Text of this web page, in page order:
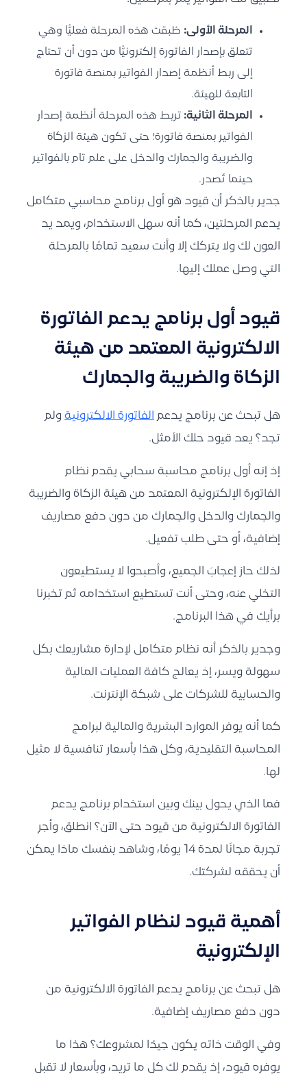
المرحلة الأولى: طُبقت هذه المرحلة فعليًّا وهي
تتعلق بإصدار الفاتورة إلكترونيًّا من دون أن تحتاج
إلى ربط أنظمة إصدار الفواتير بمنصة فاتورة
التابعة للهيئة.
المرحلة الثانية: تربط هذه المرحلة أنظمة إصدار
الفواتير بمنصة فاتورة؛ حتى تكون هيئة الزكاة
والضريبة والجمارك والدخل على علم تام بالفواتير
حينما تُصدر.
جدير بالذكر أن قيود هو أول برنامج محاسبي متكامل
يدعم المرحلتين، كما أنه سهل الاستخدام، ويمد يد
العون لك ولا يتركك إلا وأنت سعيد تمامًا بالمرحلة
التي وصل عملك إليها.
قيود أول برنامج يدعم الفاتورة
الالكترونية المعتمد من هيئة
الزكاة والضريبة والجمارك
هل تبحث عن برنامج يدعم الفاتورة الالكترونية ولم
تجد؟ يعد قيود حلك الأمثل.
إذ إنه أول برنامج محاسبة سحابي يقدم نظام
الفاتورة الإلكترونية المعتمد من هيئة الزكاة والضريبة
والجمارك والدخل والجمارك من دون دفع مصاريف
إضافية، أو حتى طلب تفعيل.
لذلك حاز إعجابَ الجميع، وأصبحوا لا يستطيعون
التخلي عنه، وحتى أنت تستطيع استخدامه ثم تخبرنا
برأيك في هذا البرنامج.
وجدير بالذكر أنه نظام متكامل لإدارة مشاريعك بكل
سهولة ويسر، إذ يعالج كافة العمليات المالية
والحسابية للشركات على شبكة الإنترنت.
كما أنه يوفر الموارد البشرية والمالية لبرامج
المحاسبة التقليدية، وكل هذا بأسعار تنافسية لا مثيل
لها.
فما الذي يحول بينك وبين استخدام برنامج يدعم
الفاتورة الالكترونية من قيود حتى الآن؟ انطلق، وأجرِ
تجربة مجانًا لمدة 14 يومًا، وشاهد بنفسك ماذا يمكن
أن يحققه لشركتك.
أهمية قيود لنظام الفواتير
الإلكترونية
هل تبحث عن برنامج يدعم الفاتورة الالكترونية من
دون دفع مصاريف إضافية.
وفي الوقت ذاته يكون جيدًا لمشروعك؟ هذا ما
يوفره قيود، إذ يقدم لك كل ما تريد، وبأسعار لا تقبل